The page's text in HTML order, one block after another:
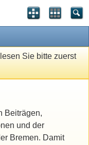
Sie bitte zuerst
Beiträgen,
und der
Bremen. Damit